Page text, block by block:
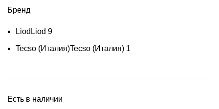
Бренд
Liod Liod 9
Tecso (Италия)Tecso (Италия) 1
Есть в наличии